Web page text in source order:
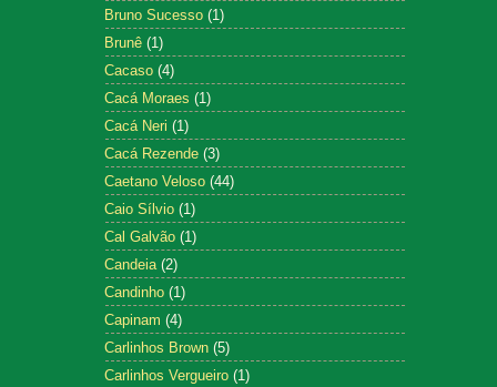
Bruno Sucesso (1)
Brunê (1)
Cacaso (4)
Cacá Moraes (1)
Cacá Neri (1)
Cacá Rezende (3)
Caetano Veloso (44)
Caio Sílvio (1)
Cal Galvão (1)
Candeia (2)
Candinho (1)
Capinam (4)
Carlinhos Brown (5)
Carlinhos Vergueiro (1)